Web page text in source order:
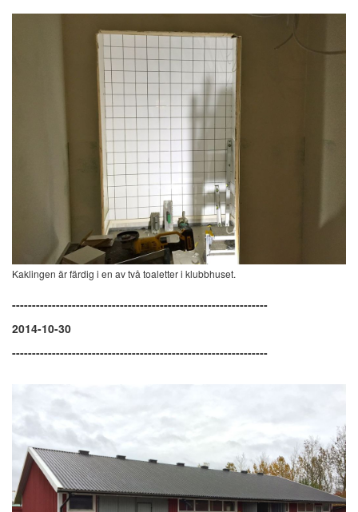
Kaklingen är färdig i en av två toaletter i klubbhuset.
----------------------------------------------------------------
2014-10-30
----------------------------------------------------------------